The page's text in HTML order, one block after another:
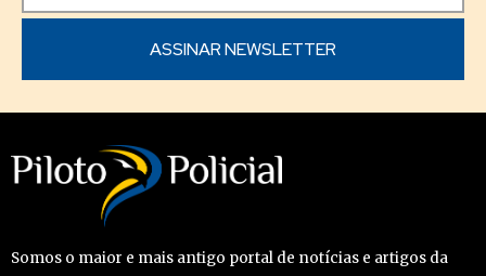
Somos o maior e mais antigo portal de notícias e artigos da